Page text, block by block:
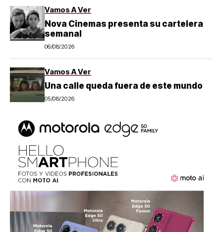
Vamos A Ver
Nova Cinemas presenta su cartelera
semanal
06/08/2026
Vamos A Ver
Una calle queda fuera de este mundo
05/08/2026